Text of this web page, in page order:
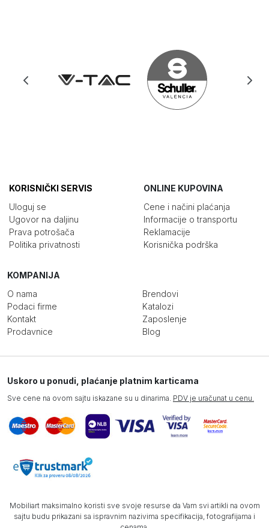
KORISNIČKI SERVIS
Uloguj se
Ugovor na daljinu
Prava potrošača
Politika privatnosti
ONLINE KUPOVINA
Cene i načini plaćanja
Informacije o transportu
Reklamacije
Korisnička podrška
KOMPANIJA
O nama
Podaci firme
Kontakt
Prodavnice
Brendovi
Katalozi
Zaposlenje
Blog
Uskoro u ponudi, plaćanje platnim karticama
Sve cene na ovom sajtu iskazane su u dinarima. PDV je uračunat u cenu.
Mobiliart maksimalno koristi sve svoje resurse da Vam svi artikli na ovom
sajtu budu prikazani sa ispravnim nazivima specifikacija, fotografijama i